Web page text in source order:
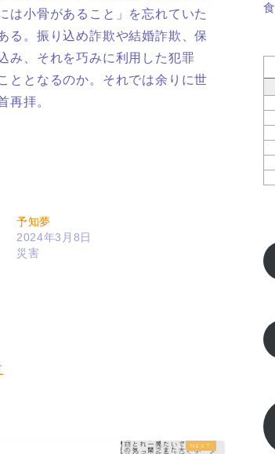
は小骨があること」を忘れていた
る。振り込め詐欺や結婚詐欺、保
み、それを巧みに利用した犯罪
ととなるのか。それでは余りに世
再拝。
予知夢
2024年3月8日
災害
食